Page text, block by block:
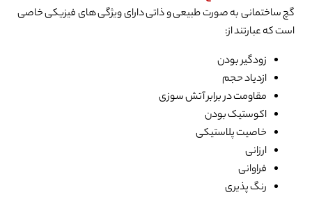
گچ ساختمانی به صورت طبیعی و ذاتی دارای ویژگی های فیزیکی خاصی
است که عبارتند از:
زودگیر بودن
ازدیاد حجم
مقاومت در برابر آتش سوزی
اکوستیک بودن
خاصیت پلاستیکی
ارزانی
فراوانی
رنگ پذیری